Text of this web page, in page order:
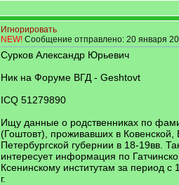
Игнорировать
NEW! Сообщение отправлено: 20 января
Сурков Александр Юрьевич
Ник на Форуме ВГД - Geshtovt
ICQ 51279890
Ищу данные о родственниках по
(Гоштовт), проживавших в Ковенской,
Петербургской губернии в 18-19вв.
интересует информация по
Ксенинскому институтам за период с
г.